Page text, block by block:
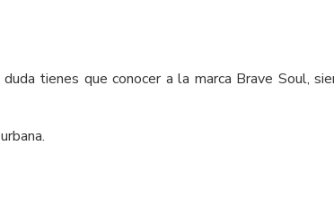
duda tienes que conocer a la marca Brave Soul,